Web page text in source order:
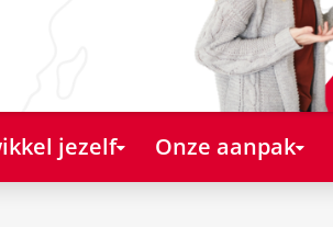
jezelf Onze aanpak